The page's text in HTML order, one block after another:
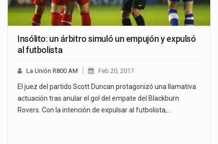
Insólito: un árbitro simuló un empujón y expulsó
al futbolista
La Unión R800 AM Feb 20, 2017
El juez del partido Scott Duncan protagonizó una llamativa
actuación tras anular el gol del empate del Blackburn
Rovers. Con la intención de expulsar al futbolista,…